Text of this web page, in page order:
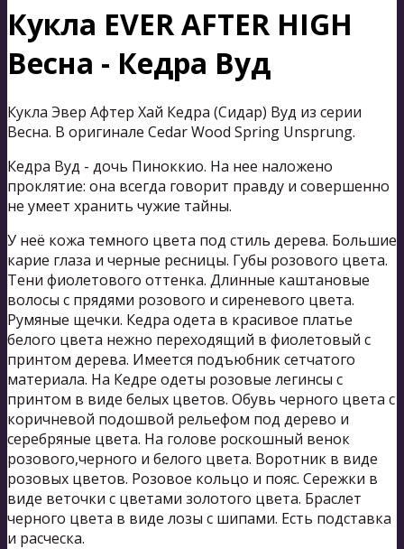
Кукла EVER AFTER HIGH
Весна - Кедра Вуд
Кукла Эвер Афтер Хай Кедра (Сидар) Вуд из серии
Весна. В оригинале Cedar Wood Spring Unsprung.
Кедра Вуд - дочь Пиноккио. На нее наложено
проклятие: она всегда говорит правду и совершенно
не умеет хранить чужие тайны.
У неё кожа темного цвета под стиль дерева. Большие
карие глаза и черные ресницы. Губы розового цвета.
Тени фиолетового оттенка. Длинные каштановые
волосы с прядями розового и сиреневого цвета.
Румяные щечки. Кедра одета в красивое платье
белого цвета нежно переходящий в фиолетовый с
принтом дерева. Имеется подъюбник сетчатого
материала. На Кедре одеты розовые легинсы с
принтом в виде белых цветов. Обувь черного цвета с
коричневой подошвой рельефом под дерево и
серебряные цвета. На голове роскошный венок
розового,черного и белого цвета. Воротник в виде
розовых цветов. Розовое кольцо и пояс. Сережки в
виде веточки с цветами золотого цвета. Браслет
черного цвета в виде лозы с шипами. Есть подставка
и расческа.